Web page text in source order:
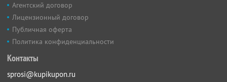
Агентский договор
Лицензионный договор
Публичная оферта
Политика конфиденциальности
Контакты
sprosi@kupikupon.ru